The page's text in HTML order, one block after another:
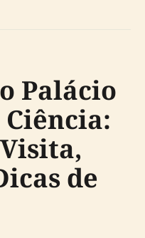
Palácio
de